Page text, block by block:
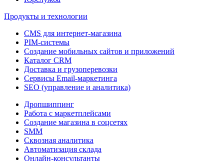
Продукты и технологии
CMS для интернет-магазина
PIM-системы
Создание мобильных сайтов и приложений
Каталог CRM
Доставка и грузоперевозки
Сервисы Email-маркетинга
SEO (управление и аналитика)
Дропшиппинг
Работа с маркетплейсами
Создание магазина в соцсетях
SMM
Сквозная аналитика
Автоматизация склада
Онлайн-консультанты